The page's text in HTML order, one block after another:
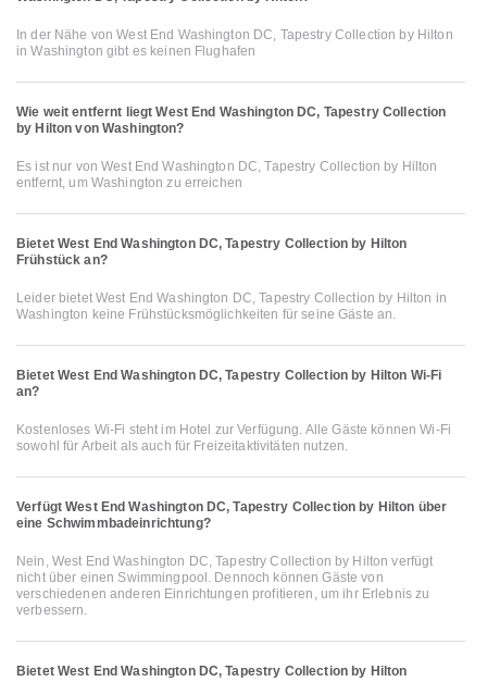
In der Nähe von West End Washington DC, Tapestry Collection by Hilton
in Washington gibt es keinen Flughafen
Wie weit entfernt liegt West End Washington DC, Tapestry Collection
by Hilton von Washington?
Es ist nur von West End Washington DC, Tapestry Collection by Hilton
entfernt, um Washington zu erreichen
Bietet West End Washington DC, Tapestry Collection by Hilton
Frühstück an?
Leider bietet West End Washington DC, Tapestry Collection by Hilton in
Washington keine Frühstücksmöglichkeiten für seine Gäste an.
Bietet West End Washington DC, Tapestry Collection by Hilton Wi-Fi
an?
Kostenloses Wi-Fi steht im Hotel zur Verfügung. Alle Gäste können Wi-Fi
sowohl für Arbeit als auch für Freizeitaktivitäten nutzen.
Verfügt West End Washington DC, Tapestry Collection by Hilton über
eine Schwimmbadeinrichtung?
Nein, West End Washington DC, Tapestry Collection by Hilton verfügt
nicht über einen Swimmingpool. Dennoch können Gäste von
verschiedenen anderen Einrichtungen profitieren, um ihr Erlebnis zu
verbessern.
Bietet West End Washington DC, Tapestry Collection by Hilton